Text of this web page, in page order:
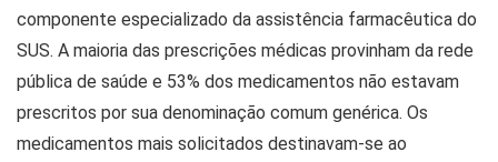
componente especializado da assistência farmacêutica do
SUS. A maioria das prescrições médicas provinham da rede
pública de saúde e 53% dos medicamentos não estavam
prescritos por sua denominação comum genérica. Os
medicamentos mais solicitados destinavam-se ao